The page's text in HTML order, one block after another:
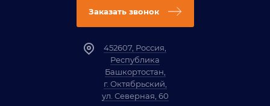
Заказать звонок
452607, Россия,
Республика
Башкортостан,
г. Октябрьский,
ул. Северная, 60